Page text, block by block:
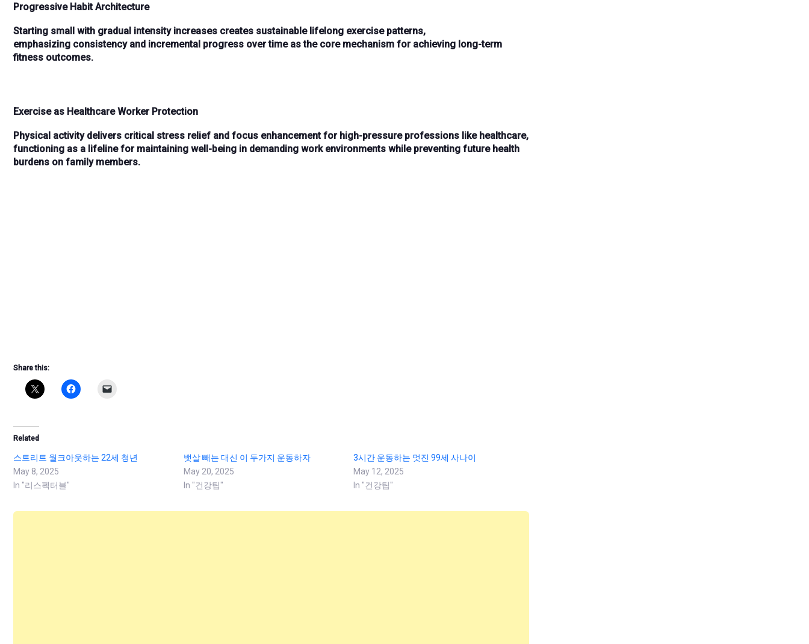
Progressive Habit Architecture
Starting small with gradual intensity increases creates sustainable lifelong exercise patterns,
emphasizing consistency and incremental progress over timeas the core mechanism for achieving long-term
fitness outcomes.
Exercise as Healthcare Worker Protection
Physical activity delivers critical stress relief and focus enhancementfor high-pressure professions like healthcare,
functioning as a lifeline for maintaining well-being in demanding work environments while preventing future health
burdens on family members.
Share this:
Related
스트리트 월크아웃하는 22세 청년
May 8, 2025
In "리스펙터블"
뱃살 빼는 대신 이 두가지 운동하자
May 20, 2025
In "건강팁"
3시간 운동하는 멋진 99세 사나이
May 12, 2025
In "건강팁"